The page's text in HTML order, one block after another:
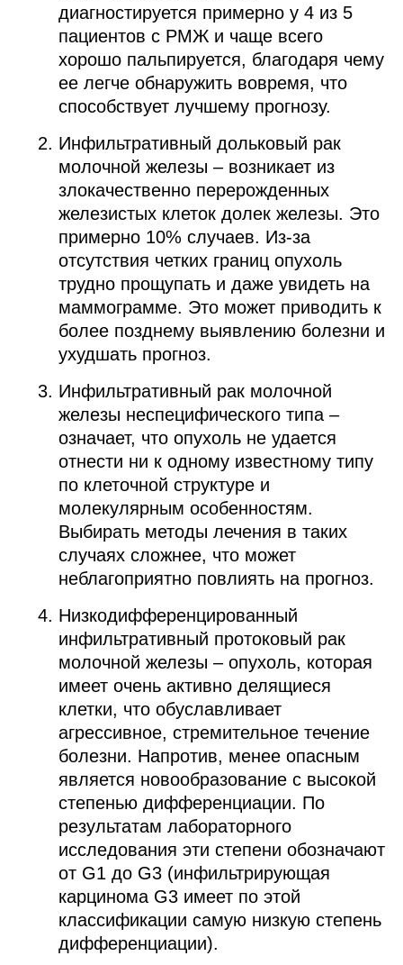
диагностируется примерно у 4 из 5
пациентов с РМЖ и чаще всего
хорошо пальпируется, благодаря чему
ее легче обнаружить вовремя, что
способствует лучшему прогнозу.
Инфильтративный дольковый рак
молочной железы – возникает из
злокачественно перерожденных
железистых клеток долек железы. Это
примерно 10% случаев. Из-за
отсутствия четких границ опухоль
трудно прощупать и даже увидеть на
маммограмме. Это может приводить к
более позднему выявлению болезни и
ухудшать прогноз.
Инфильтративный рак молочной
железы неспецифического типа –
означает, что опухоль не удается
отнести ни к одному известному типу
по клеточной структуре и
молекулярным особенностям.
Выбирать методы лечения в таких
случаях сложнее, что может
неблагоприятно повлиять на прогноз.
Низкодифференцированный
инфильтративный протоковый рак
молочной железы – опухоль, которая
имеет очень активно делящиеся
клетки, что обуславливает
агрессивное, стремительное течение
болезни. Напротив, менее опасным
является новообразование с высокой
степенью дифференциации. По
результатам лабораторного
исследования эти степени обозначают
от G1 до G3 (инфильтрирующая
карцинома G3 имеет по этой
классификации самую низкую степень
дифференциации).